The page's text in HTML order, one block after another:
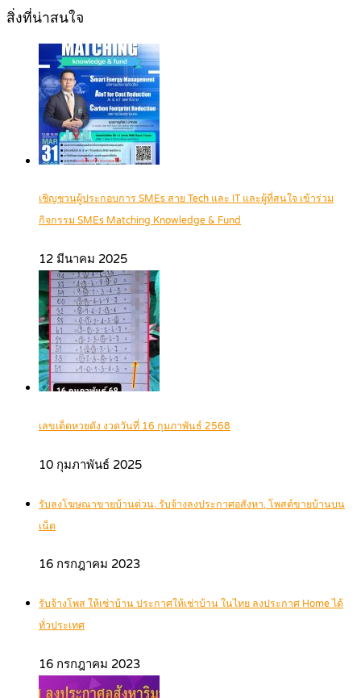
สิ่งที่น่าสนใจ
เชิญชวนผู้ประกอบการ SMEs สาย Tech และ IT และผู้ที่สนใจ เข้าร่วม
กิจกรรม SMEs Matching Knowledge & Fund
12 มีนาคม 2025
เลขเด็ดหวยดัง งวดวันที่ 16 กุมภาพันธ์ 2568
10 กุมภาพันธ์ 2025
รับลงโฆษณาขายบ้านด่วน, รับจ้างลงประกาศอสังหา, โพสต์ขายบ้านบน
เน็ต
16 กรกฎาคม 2023
รับจ้างโพส ให้เช่าบ้าน ประกาศให้เช่าบ้าน ในไทย ลงประกาศ Home ได้
ทั่วประเทศ
16 กรกฎาคม 2023